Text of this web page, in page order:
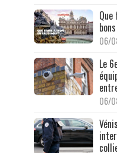
06/
Le
06/